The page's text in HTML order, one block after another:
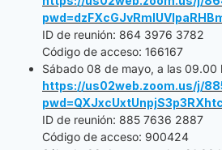
ID de reunión: 864 3976 3782
Código de acceso: 166167
Sábado 08 de mayo, a las 09.00
https://us02web.zoom.us/j/
ID de reunión: 885 7636 2887
Código de acceso: 900424